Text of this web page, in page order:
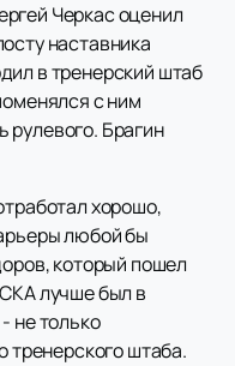
Черкас оценил
наставника
в тренерский штаб
с ним
Брагин
хорошо,
любой бы
который пошел
лучше был в
не только
тренерского штаба.